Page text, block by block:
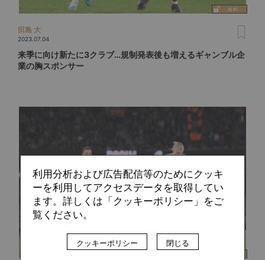
田島 大
2023.07.04
来季に向け新たに3クラブ…規制発表後も増えるギャンブル企
業の胸スポンサー
利用分析および広告配信等のためにクッキ
ーを利用してアクセスデータを取得してい
ます。詳しくは「クッキーポリシー」をご
覧ください。
クッキーポリシー 閉じる